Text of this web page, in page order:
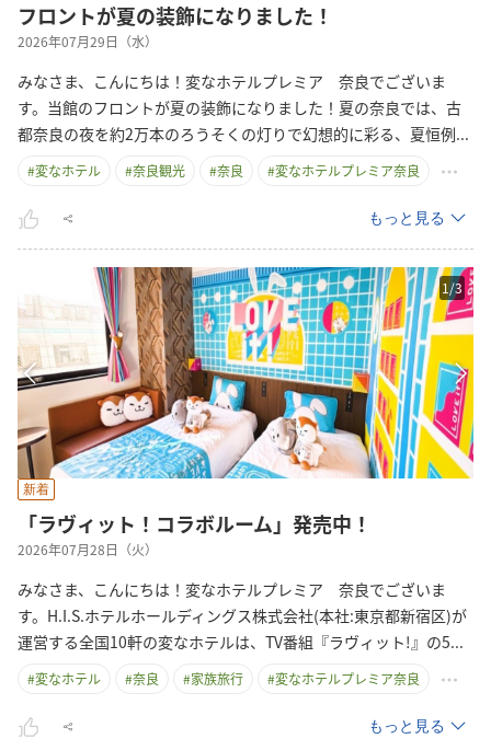
フロントが夏の装飾になりました！
2026年07月29日（水）
みなさま、こんにちは！変なホテルプレミア 奈良でございま
す。当館のフロントが夏の装飾になりました！夏の奈良では、古
都奈良の夜を約2万本のろうそくの灯りで幻想的に彩る、夏恒例...
#変なホテル #奈良観光 #奈良 #変なホテルプレミア奈良
もっと見る
1/3
新着
「ラヴィット！コラボルーム」発売中！
2026年07月28日（火）
みなさま、こんにちは！変なホテルプレミア 奈良でございま
す。H.I.S.ホテルホールディングス株式会社(本社:東京都新宿区)が
運営する全国10軒の変なホテルは、TV番組『ラヴィット!』の5...
#変なホテル #奈良 #家族旅行 #変なホテルプレミア奈良
もっと見る